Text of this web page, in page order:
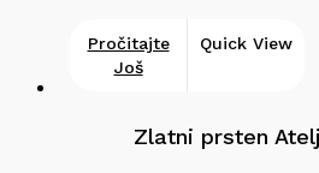
Pročitajte
Još
Quick View
Zlatni prsten